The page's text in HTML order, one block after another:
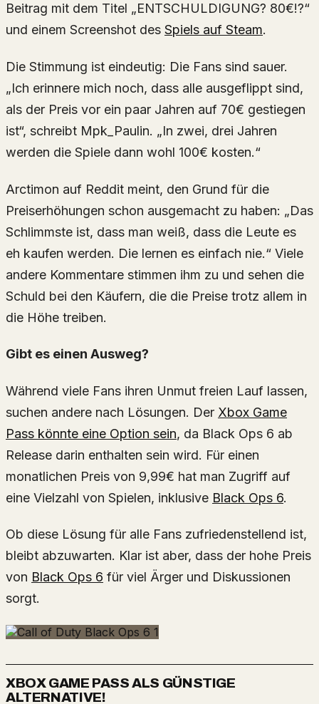
Beitrag mit dem Titel „ENTSCHULDIGUNG? 80€!?“
und einem Screenshot des Spiels auf Steam.
Die Stimmung ist eindeutig: Die Fans sind sauer.
„Ich erinnere mich noch, dass alle ausgeflippt sind,
als der Preis vor ein paar Jahren auf 70€ gestiegen
ist“, schreibt Mpk_Paulin. „In zwei, drei Jahren
werden die Spiele dann wohl 100€ kosten.“
Arctimon auf Reddit meint, den Grund für die
Preiserhöhungen schon ausgemacht zu haben: „Das
Schlimmste ist, dass man weiß, dass die Leute es
eh kaufen werden. Die lernen es einfach nie.“ Viele
andere Kommentare stimmen ihm zu und sehen die
Schuld bei den Käufern, die die Preise trotz allem in
die Höhe treiben.
Gibt es einen Ausweg?
Während viele Fans ihren Unmut freien Lauf lassen,
suchen andere nach Lösungen. Der Xbox Game
Pass könnte eine Option sein, da Black Ops 6 ab
Release darin enthalten sein wird. Für einen
monatlichen Preis von 9,99€ hat man Zugriff auf
eine Vielzahl von Spielen, inklusive Black Ops 6.
Ob diese Lösung für alle Fans zufriedenstellend ist,
bleibt abzuwarten. Klar ist aber, dass der hohe Preis
von Black Ops 6 für viel Ärger und Diskussionen
sorgt.
XBOX GAME PASS ALS GÜNSTIGE
ALTERNATIVE!